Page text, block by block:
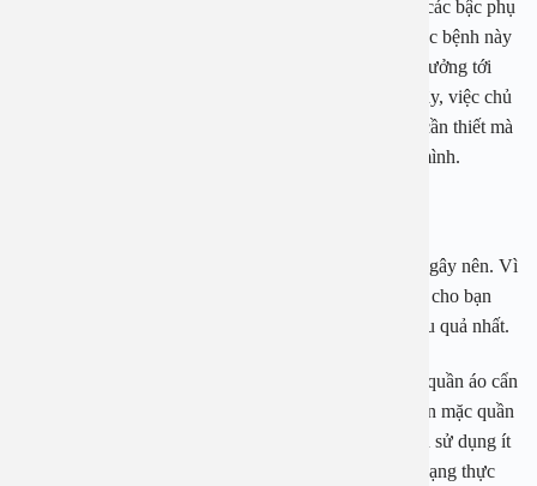
Tuy bệnh viêm amidan mủ ở trẻ em không lây nhưng các bậc phụ
huynh vẫn nên không để con em mình bị lây nhiễm các bệnh này
từ người khác. Tuy không lây nhiễm nhưng vẫn ảnh hưởng tới
sức khỏe đặc biệt là hệ tai mũi họng của trẻ nhỏ. Vì vậy, việc chủ
động phòng tránh bệnh viêm amidan là điều vô cùng cần thiết mà
bất cứ phụ huynh nào cũng cần làm cho con em của mình.
Viêm amidan mãn tính hốc mủ do nhiều nguyên nhân gây nên. Vì
vậy căn cứ vào từng nguyên nhân các bác sĩ sẽ đưa ra cho bạn
phương pháp điều trị phù hợp và đảm bảo chữa trị hiệu quả nhất.
Nếu bị viêm amidan do thời tiết bạn nên cho con mặc quần áo cẩn
thận khi giao mùa. Đặc biệt vào mùa đông nên cho con mặc quần
áo phù hợp với thời tiết. Ngoài ra, vào mùa hè cho con sử dụng ít
đồ lạnh. Bên cạnh đó nên cho con sử dụng thêm các dạng thực